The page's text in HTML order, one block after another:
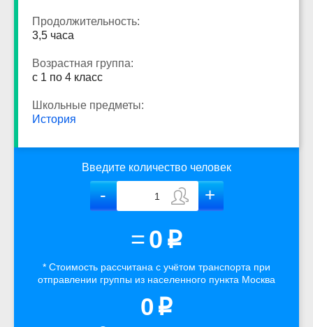
Продолжительность:
3,5 часа
Возрастная группа:
с 1 по 4 класс
Школьные предметы:
История
Введите количество человек
=0 p
* Стоимость рассчитана с учётом транспорта при
отправлении группы из населенного пункта Москва
0 p